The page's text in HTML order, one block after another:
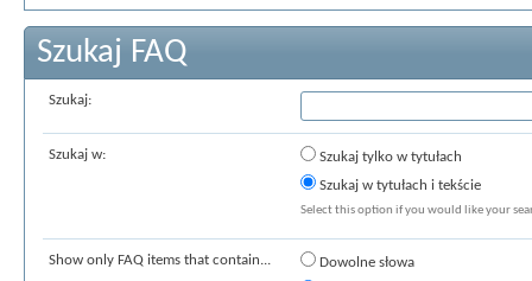
Szukaj FAQ
Szukaj:
Szukaj w:
Szukaj tylko w tytułach
Szukaj w tytułach i tekście
Select this option if you would like your
Show only FAQ items that contain...
Dowolne słowa